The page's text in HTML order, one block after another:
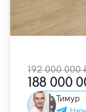
192 000 000
188 000
Тимур